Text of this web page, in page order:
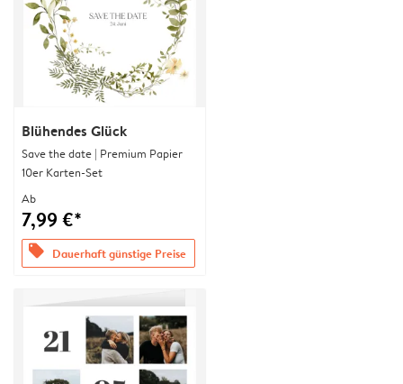
Blühendes Glück
Save the date | Premium Papier
10er Karten-Set
Ab
7,99 €*
offers Dauerhaft günstige Preise